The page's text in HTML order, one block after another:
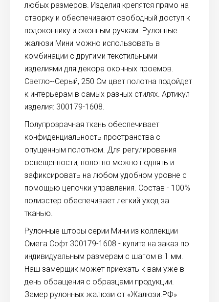
любых размеров. Изделия крепятся прямо на
створку и обеспечивают свободный доступ к
подоконнику и оконным ручкам. Рулонные
жалюзи Мини можно использовать в
комбинации с другими текстильными
изделиями для декора оконных проемов.
Светло--Серый, 250 См цвет полотна подойдет
к интерьерам в самых разных стилях. Артикул
изделия: 300179-1608.
Полупрозрачная ткань обеспечивает
конфиденциальность пространства с
опущенным полотном. Для регулирования
освещенности, полотно можно поднять и
зафиксировать на любом удобном уровне с
помощью цепочки управления. Состав - 100%
полиэстер обеспечивает легкий уход за
тканью.
Рулонные шторы серии Мини из коллекции
Омега Софт 300179-1608 - купите на заказ по
индивидуальным размерам с шагом в 1 мм.
Наш замерщик может приехать к вам уже в
день обращения с образцами продукции.
Замер рулонных жалюзи от «Жалюзи.РФ»